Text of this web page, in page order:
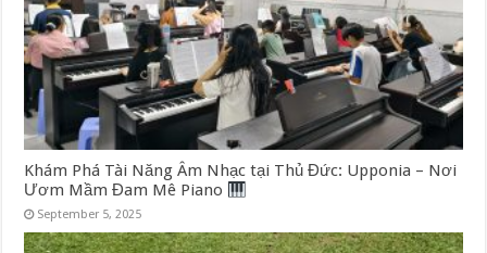
Khám Phá Tài Năng Âm Nhạc tại Thủ Đức: Upponia – Nơi
Ươm Mầm Đam Mê Piano
September 5, 2025